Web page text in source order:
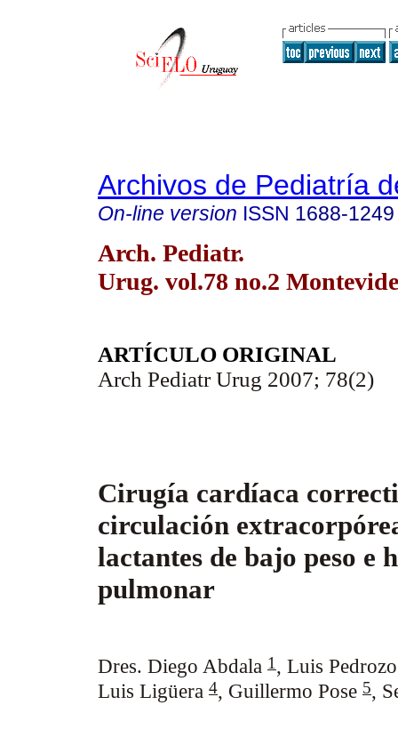
Archivos de Pediatría
On-line version ISSN 1688-1249
Arch. Pediatr.
Urug. vol.78 no.2
ARTÍCULO ORIGINAL
Arch Pediatr Urug 2007; 78(2)
Cirugía cardíaca
circulación
lactantes de bajo peso e
pulmonar
Dres. Diego Abdala 1 , Luis
Luis Ligüera 4, Guillermo Pose 5,